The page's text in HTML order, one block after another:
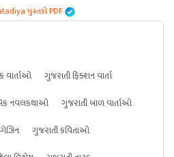
પુસ્તકો PDF
વાર્તાઓ
ગુજરાતી ફિક્શન વાર્તા
નવલકથાઓ
ગુજરાતી બાળ વાર્તાઓ
ગુજરાતી કવિતાઓ